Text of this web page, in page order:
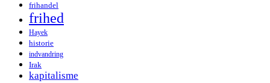
frihandel
frihed
Hayek
historie
indvandring
Irak
kapitalisme